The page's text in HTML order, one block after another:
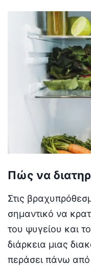
Πώς να
Στις
σημαντικό να
του ψυγείου και
διάρκεια μιας
περάσει πάνω από